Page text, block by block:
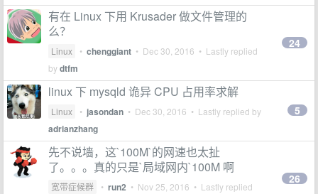
有在 Linux 下用 Krusader 做文件管理的
么？
Linux • chenggiant • Dec 30, 2016 • Lastly replied
bydtfm
24
linux 下 mysqld 诡异 CPU 占用率求解
Linux • jasondan • Dec 30, 2016 • Lastly replied by
adrianzhang
5
先不说墙，这`100M`的网速也太扯
了。。。真的只是`局域网内`100M 啊
宽带症候群 • run2 • Nov 25, 2016 • Lastly replied
26